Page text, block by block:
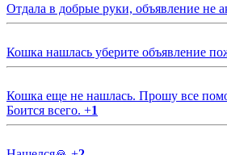
Отдала в добрые руки, объявление не
Кошка нашлась уберите объявление
Кошка еще не нашлась. Прошу все
Боится всего. +1